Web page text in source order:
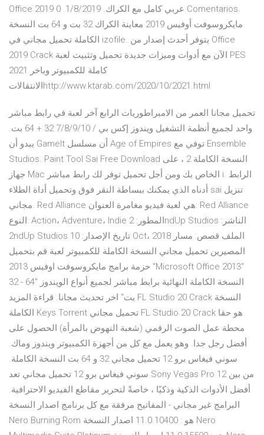
Office 2019 عربي كامل مع الكراك. 1/8/2019. 0 Comentarios.
مايكروسوفت أوفيس 2019 معاينة الكراك 32 بت و 64 بت النسخة
الكاملة تحميل مجاني في izofile. يتوفر أحدث إصدار من Office
2019 Crack الآن مع أدوات وميزات جديدة تحميل وتثبيت لعبة PES
2021 كاملة للكمبيوتر وباخر
الانتقالاتhttp://www.ktarab.com/2020/10/2021.html
تحميل مجانا العمر من الامبراطوريات الرابع آخر لعبة في رابط مباشر
واحد لجميع أنظمة التشغيل ويندوز إكس بي / 7/8/9/10 32 + 64 بت.
يبدو أن GameIt أن مسلسل Age of Empires توفي مع Ensemble
Studios. Paint Tool Sai Free Download النسخة الكاملة 2 ، على
جهاز Mac الخاص بك ومن أجل تحميل توفر لك رابط مباشر i. الرابط
أدناه الذي يمكنك ببساطة النقر فوق وتحميل أداة الطلاء sai تنزيل
مجاني. Red Alliance هي لعبة فيديو مغامرة العنوان: Red Alliance
النوع: Action، Adventure، Indie المطور: 2ndUp Studios الناشر:
2ndUp Studios تاريخ الإصدار: 10 Oct، 2018 الملف قصص: مسار
المصيرين تحميل مجاني النسخة الكاملة للكمبيوتر لعبة قم بتحميل
حزمة برامج مايكروسوفت اوفيس 2013 "Microsoft Office 2013"
النسخة الكاملة النهائية برابط مباشر لجميع أنواع الويندوز "64 - 32
بت" اخر تحديث مجانا. قراءة المزيد FL Studio 20 Crack النسخة
الكاملة Keys Torrent تحميل مجاني FL Studio 20 Crack هو حقا
محطة عمل الصوت الرقمي (شعبة النهوض بالمرأة) الحصول على
أفضل رجل جدا. وهو يعمل مع كل من أجهزة الكمبيوتر ويندوز وماك.
سوني فيغاس برو 12 تحميل مجاني 32 و 64 بت النسخة الكاملة.
سوني فيغاس برو 12 تحميل مجاني تعد Sony Vegas Pro 12 من بين
أفضل الأدوات الذكية وذكيًا ، خاصةً لتحرير مقاطع الفيديو الاحترافية.
البرامج غير مجاني - المفاتيح مرفقة مع كل برنامج اصدار النسخة
Nero Burning Rom هو : 11.0.10400 اصدار النسخة Nero